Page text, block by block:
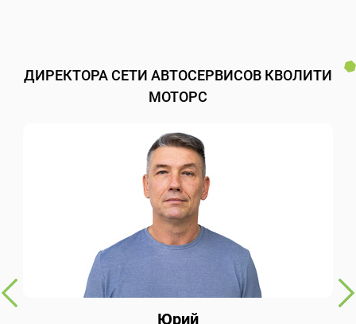
ДИРЕКТОРА СЕТИ АВТОСЕРВИСОВ КВОЛИТИ
МОТОРС
Юрий